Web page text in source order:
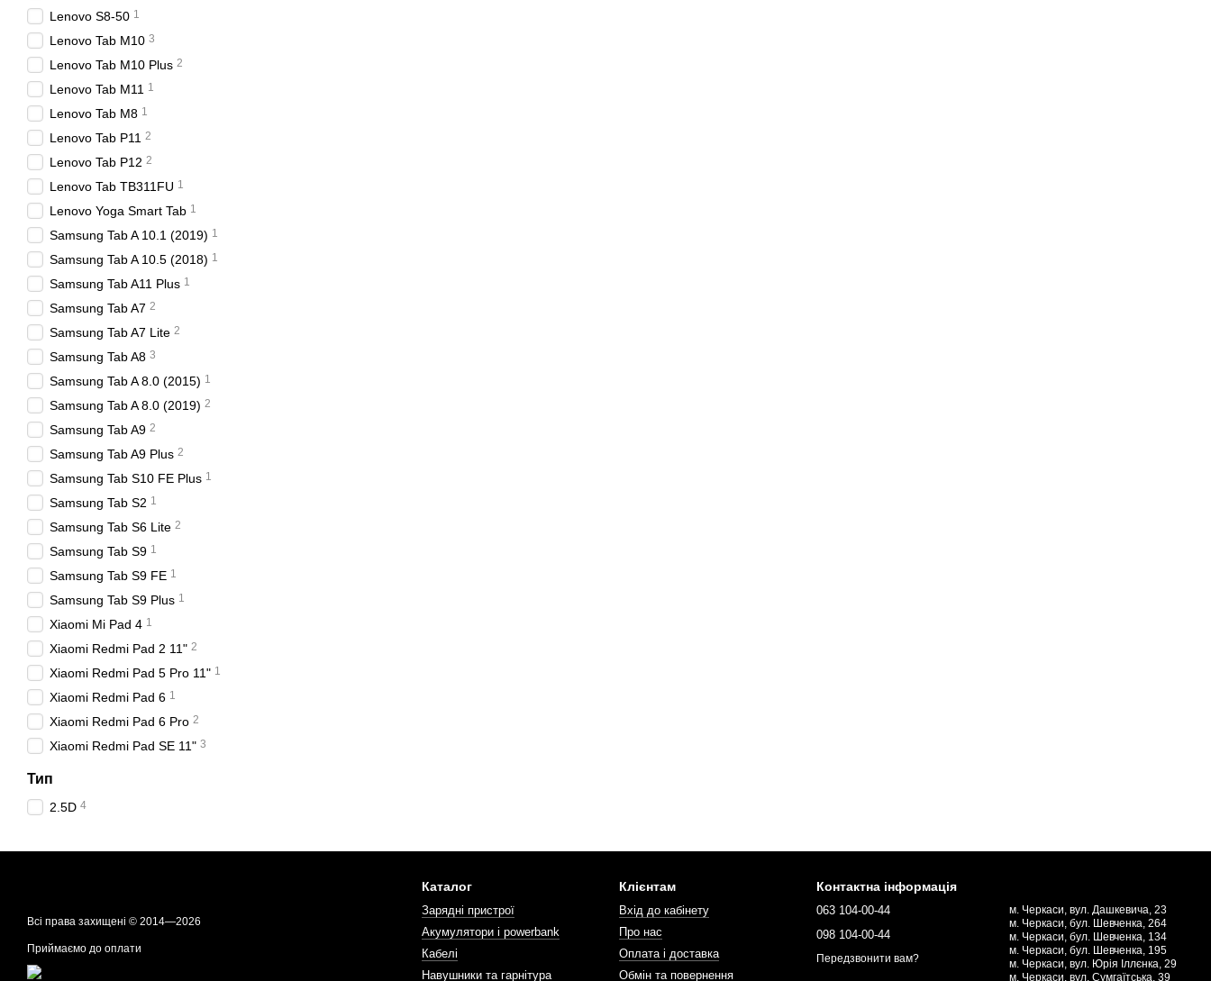
Lenovo S8-50 1
Lenovo Tab M10 3
Lenovo Tab M10 Plus 2
Lenovo Tab M11 1
Lenovo Tab M8 1
Lenovo Tab P11 2
Lenovo Tab P12 2
Lenovo Tab TB311FU 1
Lenovo Yoga Smart Tab 1
Samsung Tab A 10.1 (2019) 1
Samsung Tab A 10.5 (2018) 1
Samsung Tab A11 Plus 1
Samsung Tab A7 2
Samsung Tab A7 Lite 2
Samsung Tab A8 3
Samsung Tab A 8.0 (2015) 1
Samsung Tab A 8.0 (2019) 2
Samsung Tab A9 2
Samsung Tab A9 Plus 2
Samsung Tab S10 FE Plus 1
Samsung Tab S2 1
Samsung Tab S6 Lite 2
Samsung Tab S9 1
Samsung Tab S9 FE 1
Samsung Tab S9 Plus 1
Xiaomi Mi Pad 4 1
Xiaomi Redmi Pad 2 11" 2
Xiaomi Redmi Pad 5 Pro 11" 1
Xiaomi Redmi Pad 6 1
Xiaomi Redmi Pad 6 Pro 2
Xiaomi Redmi Pad SE 11" 3
Тип
2.5D 4
Всі права захищені © 2014—2026
Приймаємо до оплати
Каталог
Зарядні пристрої
Акумулятори і powerbank
Кабелі
Навушники та гарнітура
Клієнтам
Вхід до кабінету
Про нас
Оплата і доставка
Обмін та повернення
Контактна інформація
063 104-00-44
098 104-00-44
Передзвонити вам?
м. Черкаси, вул. Дашкевича, 23
м. Черкаси, бул. Шевченка, 264
м. Черкаси, бул. Шевченка, 134
м. Черкаси, бул. Шевченка, 195
м. Черкаси, вул. Юрія Іллєнка, 29
м. Черкаси, вул. Сумгаїтська, 39